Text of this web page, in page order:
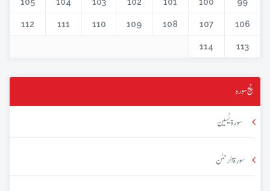
106
107
108
109
110
111
112
113
114
پنج سورہ
سورۃ یٰسین
سورۃ الرحمٰن